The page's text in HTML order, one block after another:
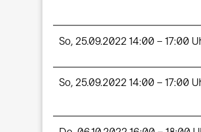
So, 25.09.2022 14:00 – 17:00
So, 25.09.2022 14:00 – 17:00